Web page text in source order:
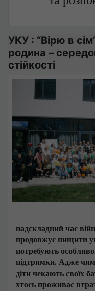
УКУ : “Вірю в
родина –
стійкості
надскладний час
продовжує нищити
потребують
підтримки. Адже
діти чекають своїх
хтось проживає